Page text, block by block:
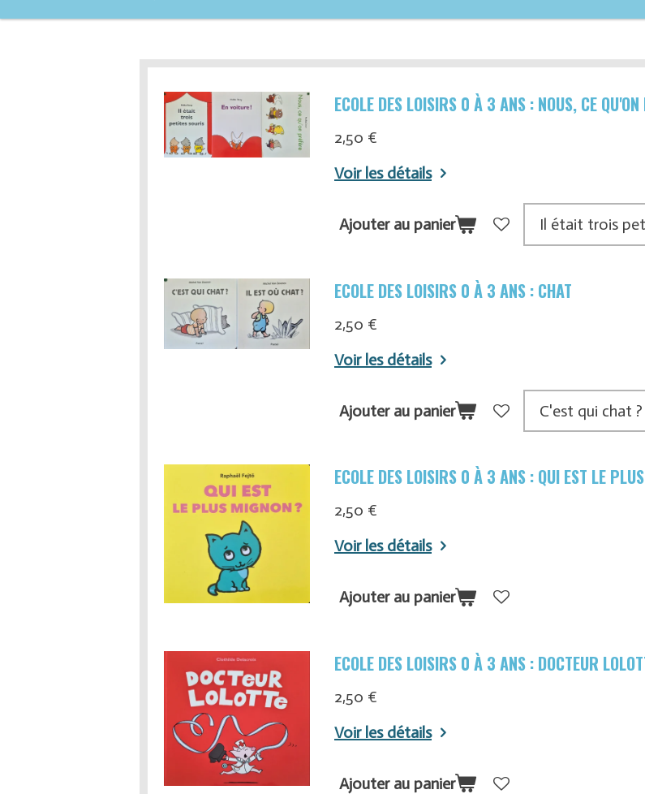
ECOLE DES LOISIRS 0 À 3 ANS : NOUS, CE QU'ON
2,50 €
Voir les détails
Ajouter au panier
ECOLE DES LOISIRS 0 À 3 ANS : CHAT
2,50 €
Voir les détails
Ajouter au panier
ECOLE DES LOISIRS 0 À 3 ANS : QUI EST LE
2,50 €
Voir les détails
Ajouter au panier
ECOLE DES LOISIRS 0 À 3 ANS : DOCTEUR
2,50 €
Voir les détails
Ajouter au panier